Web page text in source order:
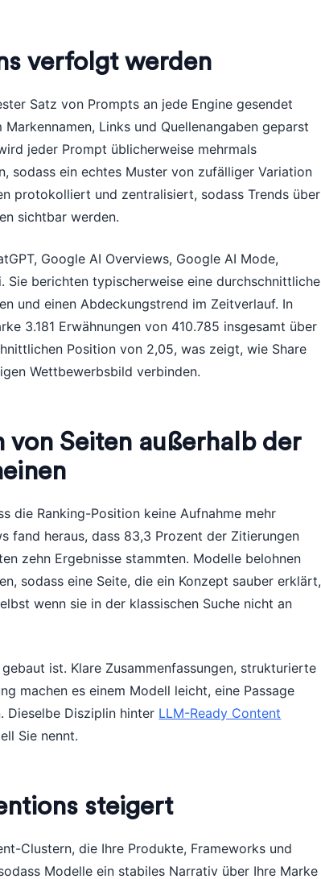
verfolgt werden
Satz von Prompts an jede Engine gesendet
Links und Quellenangaben geparst
jeder Prompt üblicherweise mehrmals
sodass ein echtes Muster von zufälliger Variation
protokolliert und zentralisiert, sodass Trends über
sichtbar werden.
Google AI Overviews, Google AI Mode,
berichten typischerweise eine durchschnittliche
und einen Abdeckungstrend im Zeitverlauf. In
3.181 Erwähnungen von 410.785 insgesamt über
Position von 2,05, was zeigt, wie Share
Wettbewerbsbild verbinden.
von Seiten außerhalb der
die Ranking-Position keine Aufnahme mehr
fand heraus, dass 83,3 Prozent der Zitierungen
zehn Ergebnisse stammten. Modelle belohnen
sodass eine Seite, die ein Konzept sauber erklärt,
wenn sie in der klassischen Suche nicht an
ist. Klare Zusammenfassungen, strukturierte
machen es einem Modell leicht, eine Passage
Dieselbe Disziplin hinter LLM-Ready Content
Sie nennt.
steigert
Clustern, die Ihre Produkte, Frameworks und
Modelle ein stabiles Narrativ über Ihre Marke